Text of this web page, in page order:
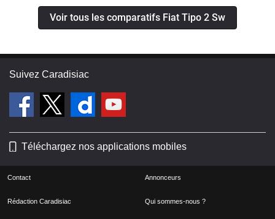
Voir tous les comparatifs Fiat Tipo 2 Sw
Suivez Caradisiac
Téléchargez nos applications mobiles
Contact Annonceurs
Rédaction Caradisiac Qui sommes-nous ?